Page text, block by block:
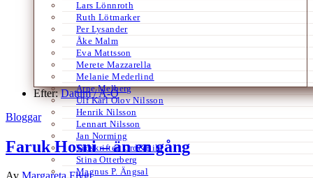
Lars Lönnroth
Ruth Lötmarker
Per Lysander
Åke Malm
Eva Mattsson
Merete Mazzarella
Melanie Mederlind
Arne Melberg
Ulf Karl Olov Nilsson
Henrik Nilsson
Lennart Nilsson
Jan Norming
Tidskriften Ord&Bild
Stina Otterberg
Magnus P. Ängsal
Efter:Datum /A-Ö
Bloggar
Faruk Hosni – än en gång